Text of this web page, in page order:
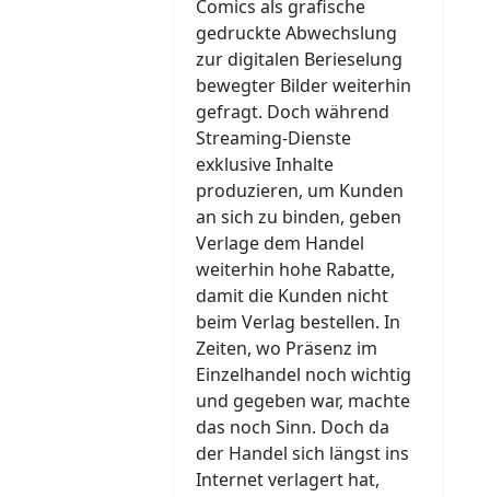
Comics als grafische
gedruckte Abwechslung
zur digitalen Berieselung
bewegter Bilder weiterhin
gefragt. Doch während
Streaming-Dienste
exklusive Inhalte
produzieren, um Kunden
an sich zu binden, geben
Verlage dem Handel
weiterhin hohe Rabatte,
damit die Kunden nicht
beim Verlag bestellen. In
Zeiten, wo Präsenz im
Einzelhandel noch wichtig
und gegeben war, machte
das noch Sinn. Doch da
der Handel sich längst ins
Internet verlagert hat,